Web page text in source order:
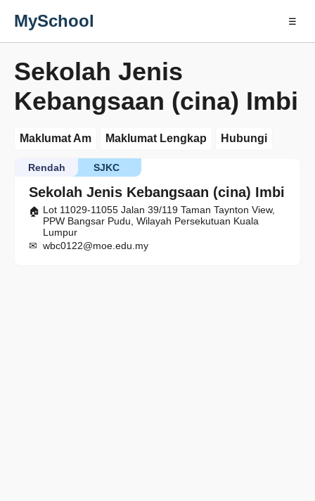
MySchool ☰
Sekolah Jenis
Kebangsaan (cina) Imbi
Maklumat Am Maklumat Lengkap Hubungi
Sekolah Jenis Kebangsaan (cina) Imbi
SJKC
Rendah
Lot 11029-11055 Jalan 39/119 Taman Taynton View,
PPW Bangsar Pudu, Wilayah Persekutuan Kuala
Lumpur
wbc0122@moe.edu.my